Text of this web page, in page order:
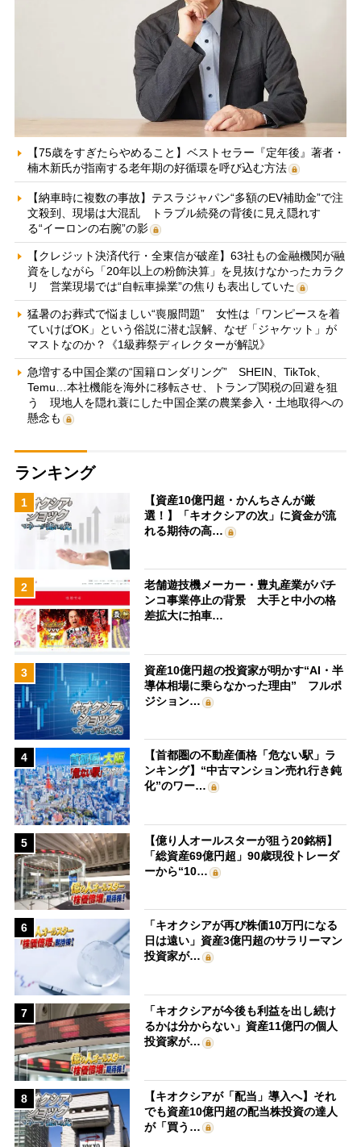
【75歳をすぎたらやめること】ベストセラー『定年後』著者・
楠木新氏が指南する老年期の好循環を呼び込む方法
【納車時に複数の事故】テスラジャパン“多額のEV補助金”で注
文殺到、現場は大混乱 トラブル続発の背後に見え隠れす
る“イーロンの右腕”の影
【クレジット決済代行・全東信が破産】63社もの金融機関が融
資をしながら「20年以上の粉飾決算」を見抜けなかったカラク
リ 営業現場では“自転車操業”の焦りも表出していた
猛暑のお葬式で悩ましい“喪服問題” 女性は「ワンピースを着
ていけばOK」という俗説に潜む誤解、なぜ「ジャケット」が
マストなのか？《1級葬祭ディレクターが解説》
急増する中国企業の“国籍ロンダリング” SHEIN、TikTok、
Temu…本社機能を海外に移転させ、トランプ関税の回避を狙
う 現地人を隠れ蓑にした中国企業の農業参入・土地取得への
懸念も
ランキング
1
【資産10億円超・かんちさんが厳
選！】「キオクシアの次」に資金が流
れる期待の高…
2
老舗遊技機メーカー・豊丸産業がパチ
ンコ事業停止の背景 大手と中小の格
差拡大に拍車…
3
資産10億円超の投資家が明かす“AI・半
導体相場に乗らなかった理由” フルポ
ジション…
4
【首都圏の不動産価格「危ない駅」ラ
ンキング】“中古マンション売れ行き鈍
化”のワー…
5
【億り人オールスターが狙う20銘柄】
「総資産69億円超」90歳現役トレーダ
ーから“10…
6
「キオクシアが再び株価10万円になる
日は遠い」資産3億円超のサラリーマン
投資家が…
7
「キオクシアが今後も利益を出し続け
るかは分からない」資産11億円の個人
投資家が…
8
【キオクシアが「配当」導入へ】それ
でも資産10億円超の配当株投資の達人
が「買う…